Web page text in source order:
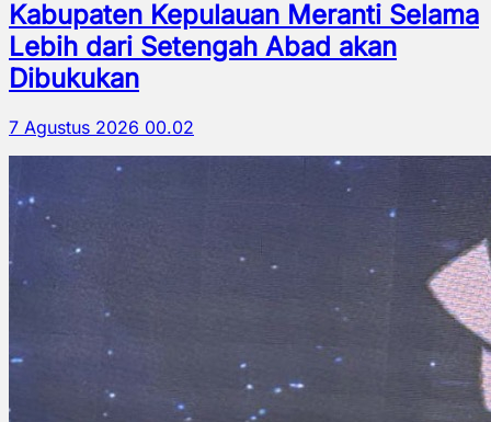
Kabupaten Kepulauan Meranti Selama
Lebih dari Setengah Abad akan
Dibukukan
7 Agustus 2026 00.02